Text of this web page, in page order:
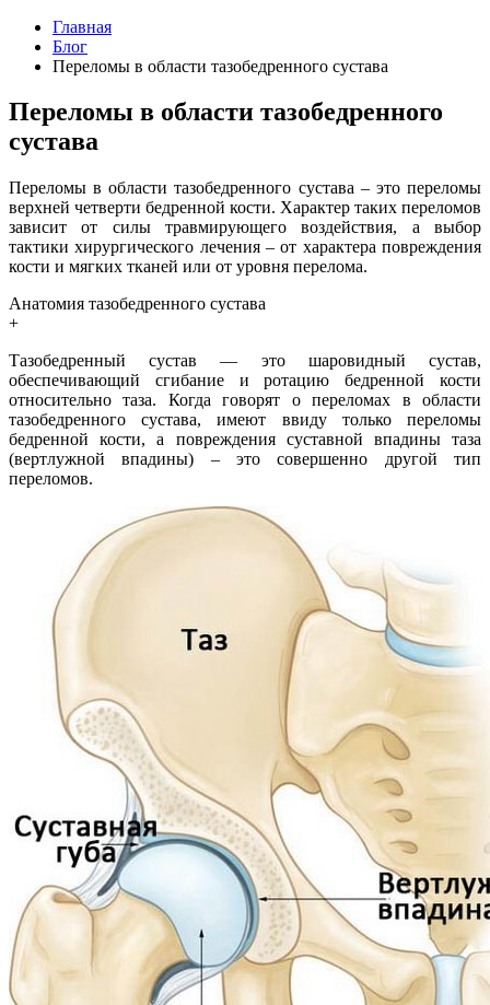
Главная
Блог
Переломы в области тазобедренного сустава
Переломы в области тазобедренного
сустава
Переломы в области тазобедренного сустава – это переломы
верхней четверти бедренной кости. Характер таких переломов
зависит от силы травмирующего воздействия, а выбор
тактики хирургического лечения – от характера повреждения
кости и мягких тканей или от уровня перелома.
Анатомия тазобедренного сустава
+
Тазобедренный сустав — это шаровидный сустав,
обеспечивающий сгибание и ротацию бедренной кости
относительно таза. Когда говорят о переломах в области
тазобедренного сустава, имеют ввиду только переломы
бедренной кости, а повреждения суставной впадины таза
(вертлужной впадины) – это совершенно другой тип
переломов.